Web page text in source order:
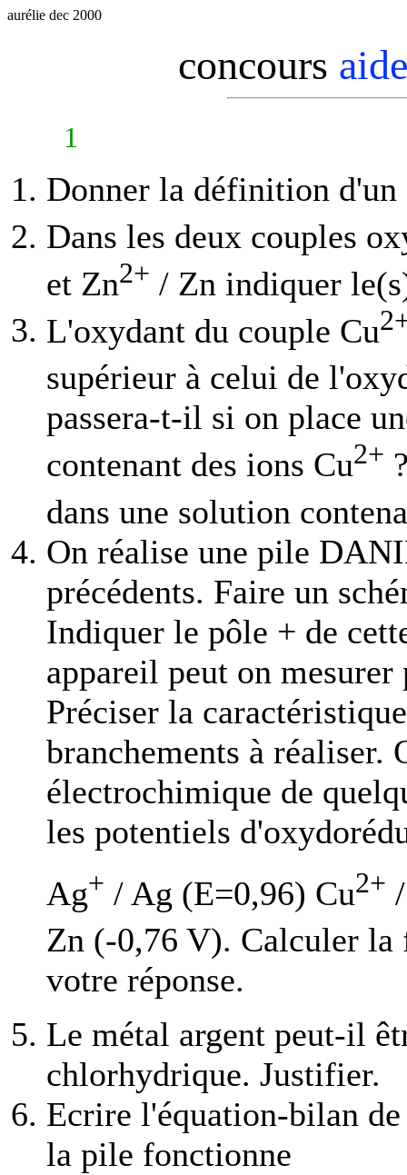
aurélie dec 2000
concours
1
Donner la définition d'un
Dans les deux couples
et Zn2+ / Zn indiquer
L'oxydant du couple Cu
supérieur à celui de
passera-t-il si on place
contenant des ions Cu2+
dans une solution
On réalise une pile
précédents. Faire un
Indiquer le pôle + de
appareil peut on
Préciser la
branchements à réaliser.
électrochimique de
les potentiels
Ag+ / Ag (E=0,96) Cu2+
Zn (-0,76 V). Calculer
votre réponse.
Le métal argent peut-il
chlorhydrique. Justifier.
Ecrire l'équation-bilan
la pile fonctionne